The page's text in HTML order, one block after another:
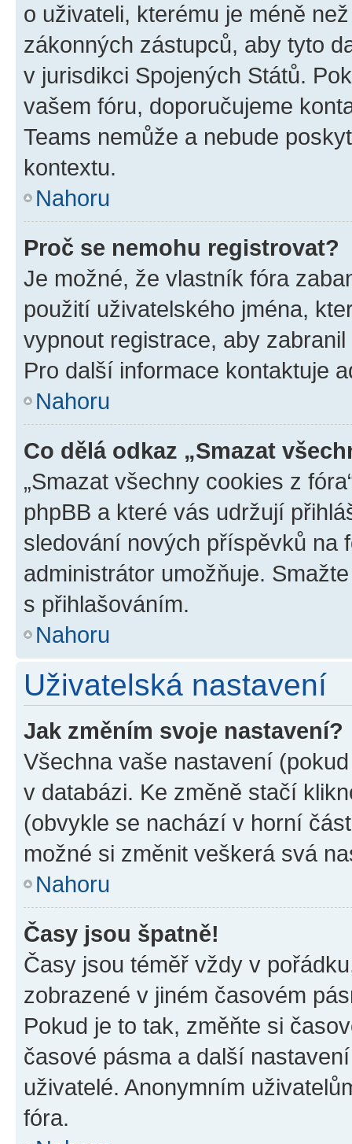
o uživateli, kterému je méně
zákonných zástupců, aby tyto
v jurisdikci Spojených Států.
vašem fóru, doporučujeme
Teams nemůže a nebude
kontextu.
Nahoru
Proč se nemohu registrovat?
Je možné, že vlastník fóra
použití uživatelského jména,
vypnout registrace, aby
Pro další informace kontaktuje
Nahoru
Co dělá odkaz „Smazat
„Smazat všechny cookies z
phpBB a které vás udržují
sledování nových příspěvků na
administrátor umožňuje.
s přihlašováním.
Nahoru
Uživatelská nastavení
Jak změním svoje nastavení?
Všechna vaše nastavení
v databázi. Ke změně stačí
(obvykle se nachází v horní
možné si změnit veškerá svá
Nahoru
Časy jsou špatně!
Časy jsou téměř vždy v
zobrazené v jiném časovém
Pokud je to tak, změňte si
časové pásma a další
uživatelé. Anonymním
fóra.